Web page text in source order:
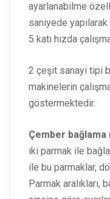
ayarlanabilme
saniyede
5 katı hızda
2 çeşit sanayi tipi
makinelerin
göstermektedir.
Çember
iki parmak ile
ile bu parmaklar,
Parmak aralıkları,